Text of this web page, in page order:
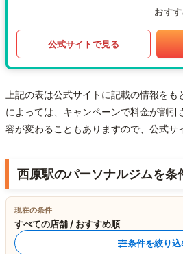
おす
公式サイトで見る
上記の表は公式サイトに記載の情報をも
によっては、キャンペーンで料金が割引
容が変わることもありますので、公式サ
西原駅のパーソナルジムを条
現在の条件
すべての店舗 / おすすめ順
条件を絞り込